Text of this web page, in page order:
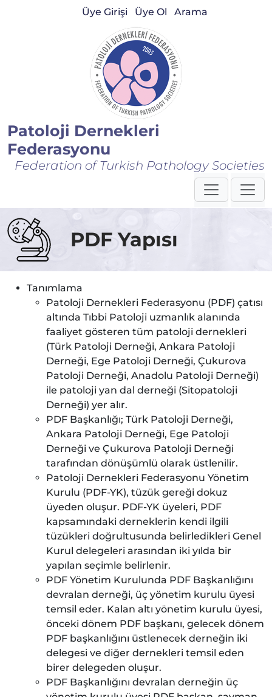
Patoloji Dernekleri
Federasyonu
Federation of Turkish Pathology Societies
Üye Girişi Üye Ol Arama
PDF Yapısı
Tanımlama
Patoloji Dernekleri Federasyonu (PDF) çatısı
altında Tıbbi Patoloji uzmanlık alanında
faaliyet gösteren tüm patoloji dernekleri
(Türk Patoloji Derneği, Ankara Patoloji
Derneği, Ege Patoloji Derneği, Çukurova
Patoloji Derneği, Anadolu Patoloji Derneği)
ile patoloji yan dal derneği (Sitopatoloji
Derneği) yer alır.
PDF Başkanlığı; Türk Patoloji Derneği,
Ankara Patoloji Derneği, Ege Patoloji
Derneği ve Çukurova Patoloji Derneği
tarafından dönüşümlü olarak üstlenilir.
Patoloji Dernekleri Federasyonu Yönetim
Kurulu (PDF-YK), tüzük gereği dokuz
üyeden oluşur. PDF-YK üyeleri, PDF
kapsamındaki derneklerin kendi ilgili
tüzükleri doğrultusunda belirledikleri Genel
Kurul delegeleri arasından iki yılda bir
yapılan seçimle belirlenir.
PDF Yönetim Kurulunda PDF Başkanlığını
devralan derneği, üç yönetim kurulu üyesi
temsil eder. Kalan altı yönetim kurulu üyesi,
önceki dönem PDF başkanı, gelecek dönem
PDF başkanlığını üstlenecek derneğin iki
delegesi ve diğer dernekleri temsil eden
birer delegeden oluşur.
PDF Başkanlığını devralan derneğin üç